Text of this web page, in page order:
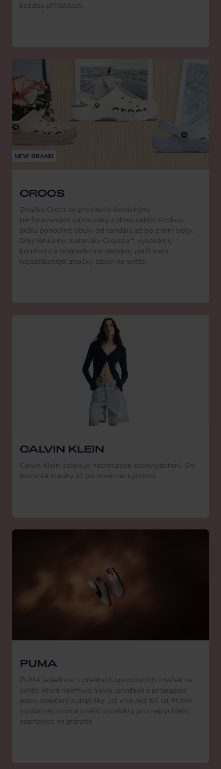
každou příležitost.
NEW BRAND
CROCS
Značka Crocs se proslavila ikonickými
perforovanými nazouváky a dnes nabízí širokou
škálu pohodlné obuvi od sandálů až po zimní boty.
Díky lehkému materiálu Croslite™, vysokému
komfortu a originálnímu designu patří mezi
nejoblíbenější značky obuvi na světě.
CALVIN KLEIN
Calvin Klein oslavuje neomezené sebevyjádření. Od
ikonické klasiky až po nové nezbytnosti.
PUMA
PUMA je jednou z předních sportovních značek na
světě, která navrhuje, vyvíjí, prodává a propaguje
obuv, oblečení a doplňky. Již více než 65 let PUMA
vyrábí nejinnovativnější produkty pro nejrychlejší
sportovce na planetě.